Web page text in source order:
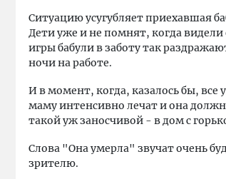
Ситуацию усугубляет приехавшая
Дети уже и не помнят, когда
игры бабули в заботу так
ночи на работе.
И в момент, когда, казалось бы,
маму интенсивно лечат и она
такой уж заносчивой - в дом с
Слова "Она умерла" звучат очень
зрителю.